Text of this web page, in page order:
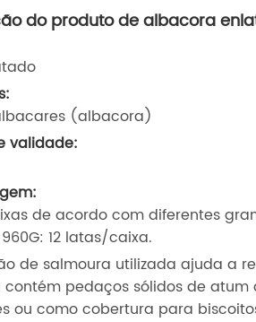
do produto de albacora
(albacora)
validade:
de acordo com diferentes
12 latas/caixa.
de salmoura utilizada ajuda a
pedaços sólidos de
ou como cobertura para